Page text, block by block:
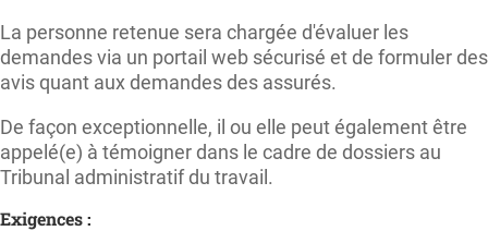
La personne retenue sera chargée d'évaluer les
demandes via un portail web sécurisé et de formuler des
avis quant aux demandes des assurés.
De façon exceptionnelle, il ou elle peut également être
appelé(e) à témoigner dans le cadre de dossiers au
Tribunal administratif du travail.
Exigences :